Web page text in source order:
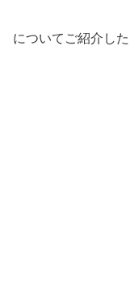
についてご紹介した